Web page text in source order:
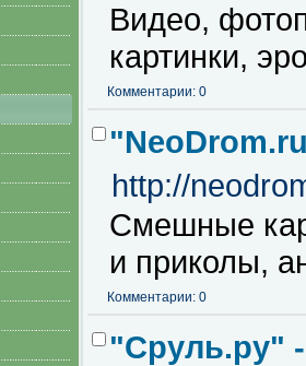
Видео,
картинки,
Комментарии: 0
http://
Смешные
и приколы,
Комментарии: 0
"Сруль.ру"